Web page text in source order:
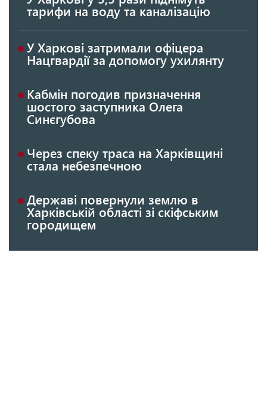
тарифи на воду та каналізацію
У Харкові затримали офіцера
Нацгвардії за допомогу ухилянту
Кабмін погодив призначення
шостого заступника Олега
Синєгубова
Через спеку траса на Харківщині
стала небезпечною
Державі повернули землю в
Харківській області зі скіфським
городищем